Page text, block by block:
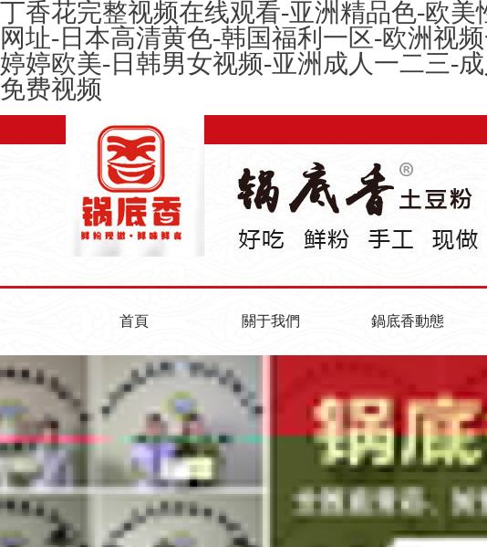
丁香花完整视频在线观看-亚洲精品色-欧
网址-日本高清黄色-韩国福利一区-欧洲视
婷婷欧美-日韩男女视频-亚洲成人一二三-
免费视频
首頁 關于我們 鍋底香動態